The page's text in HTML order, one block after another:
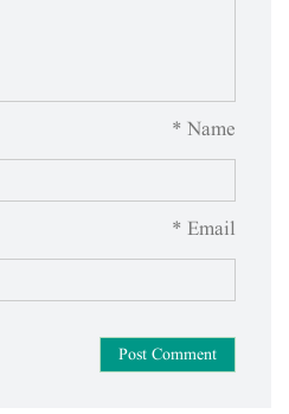
Name *
Email *
Post Comment